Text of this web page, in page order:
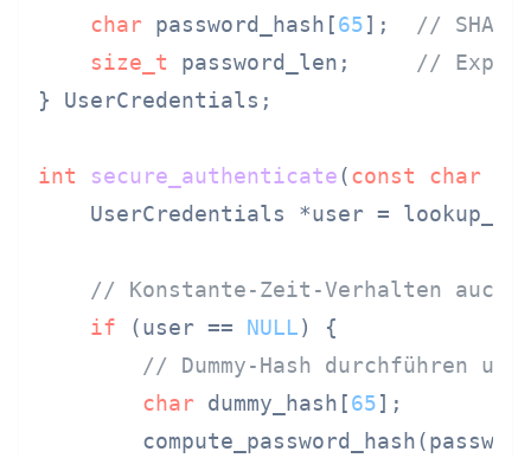
char password_hash[65]; // SHA-
size_t password_len; //
} UserCredentials;
int secure_authenticate(const char
UserCredentials *user =
// Konstante-Zeit-Verhalten auch
if (user == NULL) {
// Dummy-Hash durchführen
char dummy_hash[65];